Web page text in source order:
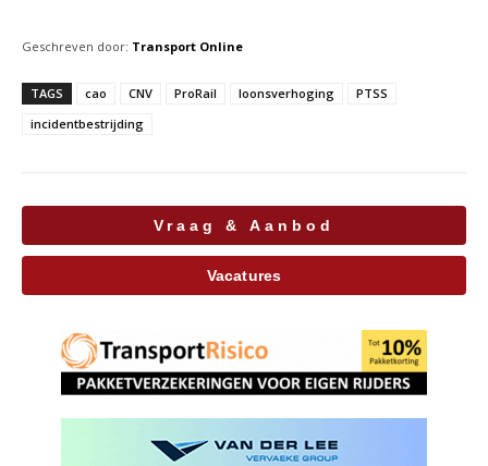
Geschreven door: Transport Online
TAGS cao CNV ProRail loonsverhoging
PTSS
incidentbestrijding
Vraag & Aanbod
Vacatures